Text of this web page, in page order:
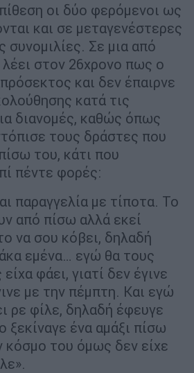
οι δύο φερόμενοι ως
και σε μεταγενέστερες
συνομιλίες. Σε μια από
στον 26χρονο πως ο
και δεν έπαιρνε
κατά τις
διανομές, καθώς όπως
τους δράστες που
του, κάτι που
πέντε φορές:
παραγγελία με τίποτα. Το
από πίσω αλλά εκεί
να σου κόβει, δηλαδή
εμένα… εγώ θα τους
φάει, γιατί δεν έγινε
με την πέμπτη. Και εγώ
ρε φίλε, δηλαδή έφευγε
ξεκίναγε ένα αμάξι πίσω
κόσμο του όμως δεν είχε